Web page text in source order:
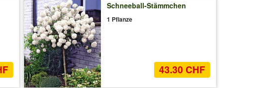
Schneeball-Stämmchen
1 Pflanze
43.30 CHF